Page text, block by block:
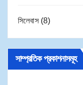
সিলেবাস(8)
সাম্প্রতিক প্রকাশনাসমূহ